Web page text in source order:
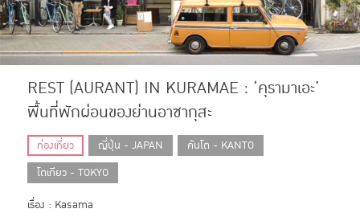
เลือกย่าน
ค้นหา
REST (AURANT) IN KURAMAE : ‘คุรามาเอะ’
พื้นที่พักผ่อนของย่านอาซากุสะ
ท่องเที่ยว ญี่ปุ่น - JAPAN
คันโต - KANTO
โตเกียว - TOKYO
เรื่อง : Kasama